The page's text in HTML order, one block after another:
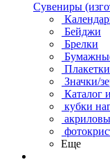
Сувениры
Бейджи
Брелки
Плакетки
Значки/
Каталог
кубки
Еще